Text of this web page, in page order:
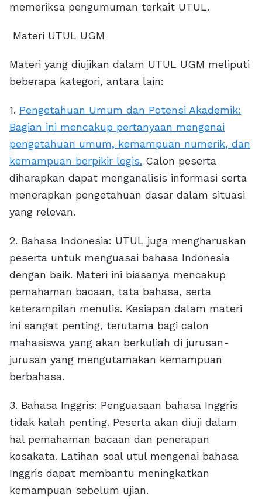
memeriksa pengumuman terkait UTUL.
Materi UTUL UGM
Materi yang diujikan dalam UTUL UGM meliputi
beberapa kategori, antara lain:
1. Pengetahuan Umum dan Potensi Akademik:
Bagian ini mencakup pertanyaan mengenai
pengetahuan umum, kemampuan numerik, dan
kemampuan berpikir logis. Calon peserta
diharapkan dapat menganalisis informasi serta
menerapkan pengetahuan dasar dalam situasi
yang relevan.
2. Bahasa Indonesia: UTUL juga mengharuskan
peserta untuk menguasai bahasa Indonesia
dengan baik. Materi ini biasanya mencakup
pemahaman bacaan, tata bahasa, serta
keterampilan menulis. Kesiapan dalam materi
ini sangat penting, terutama bagi calon
mahasiswa yang akan berkuliah di jurusan-
jurusan yang mengutamakan kemampuan
berbahasa.
3. Bahasa Inggris: Penguasaan bahasa Inggris
tidak kalah penting. Peserta akan diuji dalam
hal pemahaman bacaan dan penerapan
kosakata. Latihan soal utul mengenai bahasa
Inggris dapat membantu meningkatkan
kemampuan sebelum ujian.